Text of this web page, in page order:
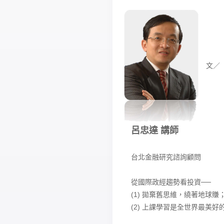
文／
呂忠達 講師
台北金融研究諮詢顧問
從國際政經趨勢看投資──
(1) 拋棄舊思維，繞著地球賺；
(2) 上課學習是全世界最美好